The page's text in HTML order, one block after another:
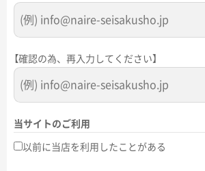
【確認の為、再入力してください】
当サイトのご利用
以前に当店を利用したことがある